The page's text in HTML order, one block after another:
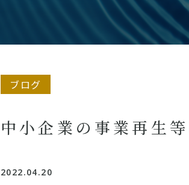
ブログ
中小企業の事業再生
2022.04.20